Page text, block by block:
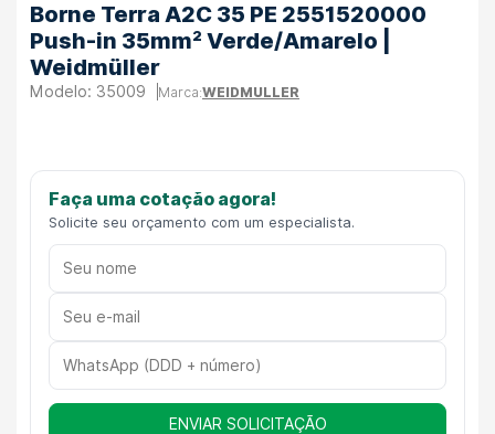
Borne Terra A2C 35 PE 2551520000
Push-in 35mm² Verde/Amarelo |
Weidmüller
35009 WEIDMULLER
Faça uma cotação agora!
Solicite seu orçamento com um especialista.
ENVIAR SOLICITAÇÃO